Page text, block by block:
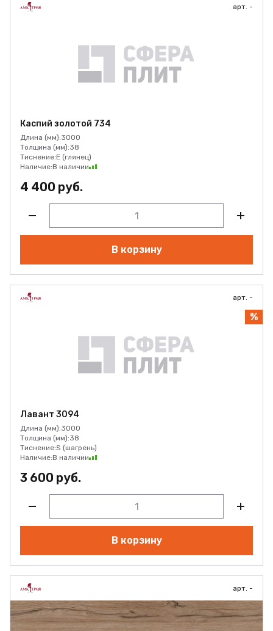
арт. -
Каспий золотой 734
Длина (мм):3000
Толщина (мм):38
Тиснение:E (глянец)
Наличие:В наличии
4 400 руб.
В корзину
арт. -
%
Лавант 3094
Длина (мм):3000
Толщина (мм):38
Тиснение:S (шагрень)
Наличие:В наличии
3 600 руб.
В корзину
арт. -